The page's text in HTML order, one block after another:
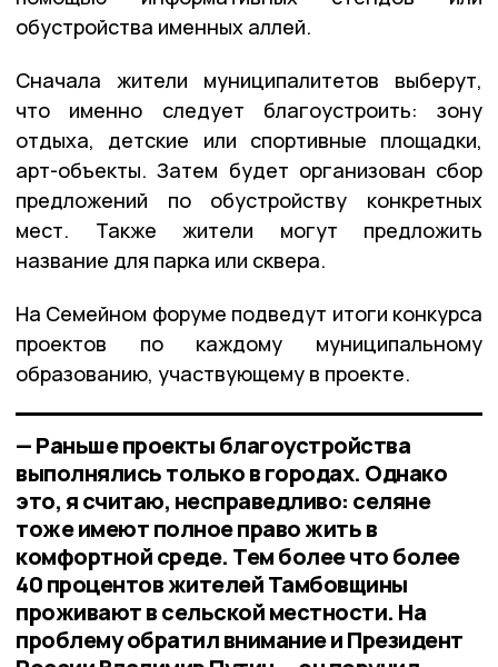
обустройства именных аллей.
Сначала жители муниципалитетов выберут,
что именно следует благоустроить: зону
отдыха, детские или спортивные площадки,
арт-объекты. Затем будет организован сбор
предложений по обустройству конкретных
мест. Также жители могут предложить
название для парка или сквера.
На Семейном форуме подведут итоги конкурса
проектов по каждому муниципальному
образованию, участвующему в проекте.
— Раньше проекты благоустройства
выполнялись только в городах. Однако
это, я считаю, несправедливо: селяне
тоже имеют полное право жить в
комфортной среде. Тем более что более
40 процентов жителей Тамбовщины
проживают в сельской местности. На
проблему обратил внимание и Президент